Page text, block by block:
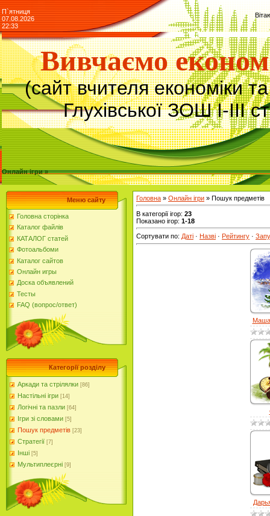
П`ятниця
07.08.2026
22:33
Вивчаємо
(сайт вчителя економіки
Глухівської ЗОШ І-ІІІ
Онлайн ігри »
Меню сайту
Головна сторінка
Каталог файлів
КАТАЛОГ статей
Фотоальбоми
Каталог сайтов
Онлайн игры
Доска объявлений
Тесты
FAQ (вопрос/ответ)
Категорії розділу
Аркади та стрілялки [86]
Настільні ігри [14]
Логічні та пазли [64]
Ігри зі словами [5]
Пошук предметів [23]
Стратегії [7]
Інші [5]
Мультиплеєрні [9]
Головна » Онлайн ігри » Пошук предметів
В категорії ігор: 23
Показано ігор: 1-18
Сортувати по: Даті · Назві · Рейтингу ·